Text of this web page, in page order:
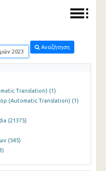
Αναζήτηση
Translation) (1)
(Automatic Translation) (1)
(21375)
(545)